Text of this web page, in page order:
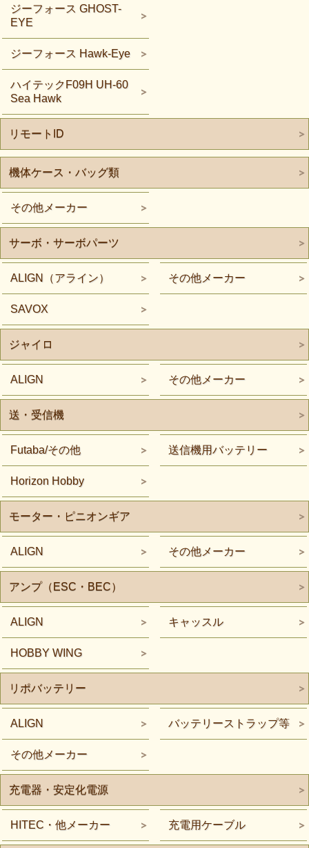
ジーフォース GHOST-
EYE
ジーフォース Hawk-Eye
ハイテックF09H UH-60
Sea Hawk
リモートID
機体ケース・バッグ類
その他メーカー
サーボ・サーボパーツ
ALIGN（アライン）
SAVOX
その他メーカー
ジャイロ
ALIGN その他メーカー
送・受信機
Futaba/その他
Horizon Hobby
送信機用バッテリー
モーター・ピニオンギア
ALIGN その他メーカー
アンプ（ESC・BEC）
ALIGN
HOBBY WING
キャッスル
リポバッテリー
ALIGN
その他メーカー
バッテリーストラップ等
充電器・安定化電源
HITEC・他メーカー 充電用ケーブル